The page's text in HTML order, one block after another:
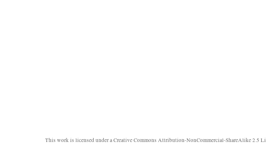
This work is licensed under aCreative Commons Attribution-NonCommercial-ShareAlike 2.5